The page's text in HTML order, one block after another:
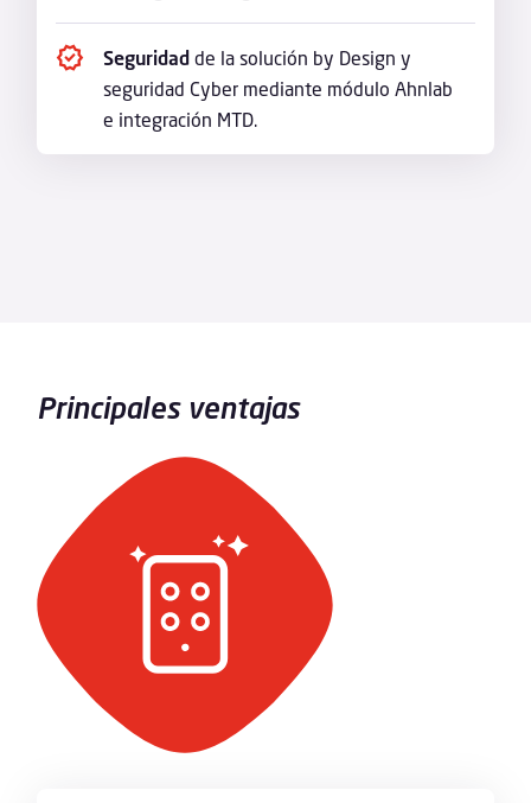
Seguridad de la solución by Design y
seguridad Cyber mediante módulo Ahnlab
e integración MTD.
Principales ventajas